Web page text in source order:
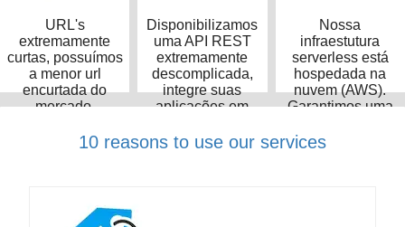
URL's
extremamente
curtas, possuímos
a menor url
encurtada do
mercado,
14 caracteres
Disponibilizamos
uma API REST
extremamente
descomplicada,
integre suas
aplicações em
Nossa
infraestutura
serverless está
hospedada na
nuvem (AWS).
Garantimos uma
disponibilidade de
10 reasons to use our services